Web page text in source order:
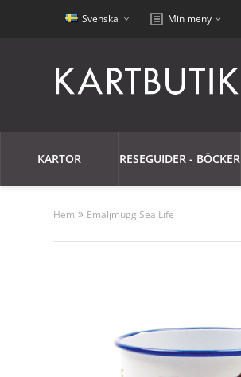
Svenska Min meny
KARTOR RESEGUIDER - BÖCKER
Hem » Emaljmugg Sea Life